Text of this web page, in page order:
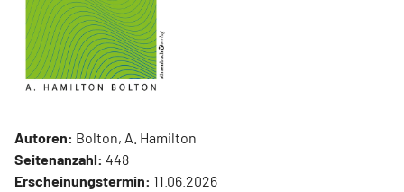
Autoren: Bolton, A. Hamilton
Seitenanzahl: 448
Erscheinungstermin: 11.06.2026